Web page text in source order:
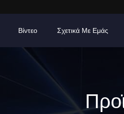
Βίντεο Σχετικά Με Εμάς